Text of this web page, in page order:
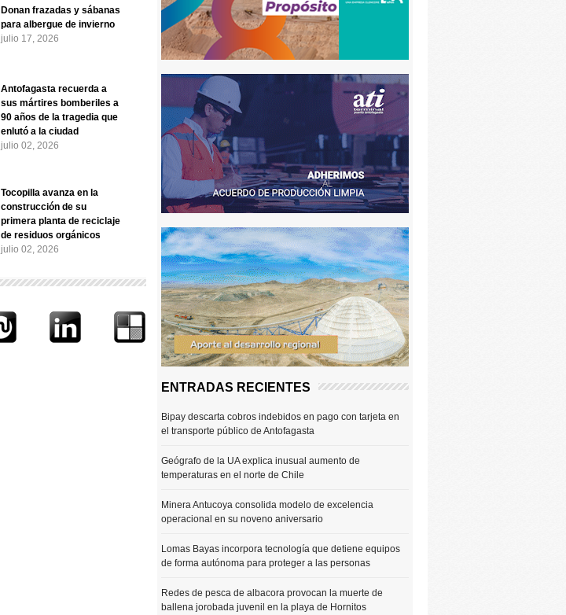
Donan frazadas y sábanas
para albergue de invierno
julio 17, 2026
Antofagasta recuerda a
sus mártires bomberiles a
90 años de la tragedia que
enlutó a la ciudad
julio 02, 2026
Tocopilla avanza en la
construcción de su
primera planta de reciclaje
de residuos orgánicos
julio 02, 2026
ENTRADAS RECIENTES
Bipay descarta cobros indebidos en pago con tarjeta en
el transporte público de Antofagasta
Geógrafo de la UA explica inusual aumento de
temperaturas en el norte de Chile
Minera Antucoya consolida modelo de excelencia
operacional en su noveno aniversario
Lomas Bayas incorpora tecnología que detiene equipos
de forma autónoma para proteger a las personas
Redes de pesca de albacora provocan la muerte de
ballena jorobada juvenil en la playa de Hornitos